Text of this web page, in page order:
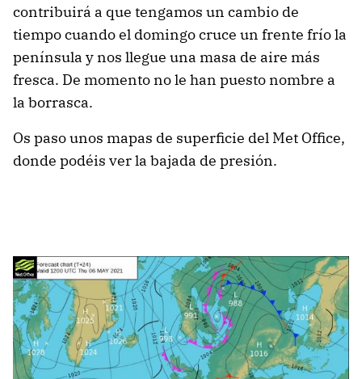
contribuirá a que tengamos un cambio de
tiempo cuando el domingo cruce un frente frío la
península y nos llegue una masa de aire más
fresca. De momento no le han puesto nombre a
la borrasca.
Os paso unos mapas de superficie del Met Office,
donde podéis ver la bajada de presión.